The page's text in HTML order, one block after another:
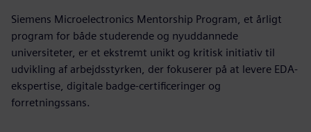
Siemens Microelectronics Mentorship Program, et årligt
program for både studerende og nyuddannede
universiteter, er et ekstremt unikt og kritisk initiativ til
udvikling af arbejdsstyrken, der fokuserer på at levere EDA-
ekspertise, digitale badge-certificeringer og
forretningssans.